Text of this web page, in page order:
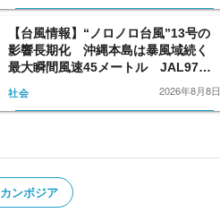
【台風情報】“ノロノロ台風”13号の
影響長期化 沖縄本島は暴風域続く
最大瞬間風速45メートル JAL97
社会 2026年8月8日
カンボジア